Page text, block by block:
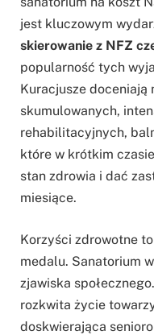
jest kluczowym
skierowanie z NFZ
popularność tych
Kuracjusze doceniają
skumulowanych,
rehabilitacyjnych,
które w krótkim
stan zdrowia i dać
miesiące.
Korzyści zdrowotne
medalu. Sanatorium
zjawiska
rozkwita życie
doskwierająca